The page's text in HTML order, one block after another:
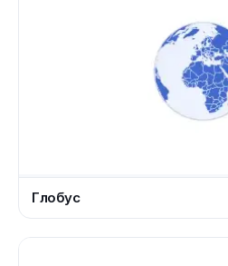
Глобус